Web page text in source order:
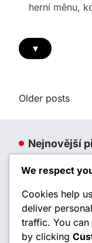
herní měnu,
▾
Posts
navigation
Older posts
Nejnovější
Odměny
Odměny
Spokojenost
PUBG
PUBG
We respect
Cookies help
deliver
traffic. You
by clicking